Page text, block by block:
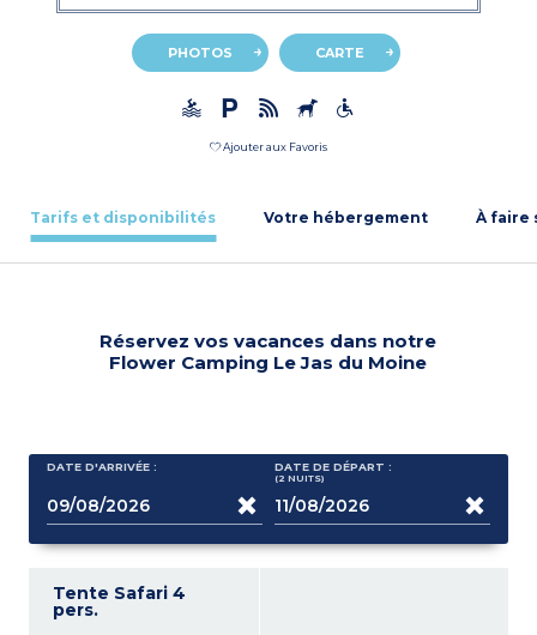
PHOTOS CARTE
Ajouter aux Favoris
Tarifs et disponibilités Votre hébergement À faire
Réservez vos vacances dans notre
Flower Camping Le Jas du Moine
DATE D'ARRIVÉE : DATE DE DÉPART :
(2 NUITS)
Tente Safari 4
pers.